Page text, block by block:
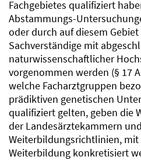
Fachgebietes qualifiziert
Abstammungs-
oder durch auf diesem
Sachverständige mit
naturwissenschaftlicher
vorgenommen werden (§ 17
welche Facharztgruppen
prädiktiven genetischen
qualifiziert gelten, geben die
der Landesärztekammern
Weiterbildungsrichtlinien,
Weiterbildung konkretisiert